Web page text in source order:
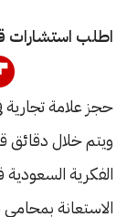
اطلب استشارات
حجز علامة تجارية
ويتم خلال دقائق
الفكرية
الاستعانة